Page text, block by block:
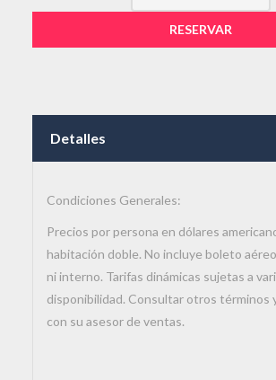
RESERVAR
Detalles
Condiciones Generales:
Precios por persona en dólares
habitación doble. No incluye boleto
ni interno. Tarifas dinámicas sujetas a
disponibilidad. Consultar otros términos
con su asesor de ventas.